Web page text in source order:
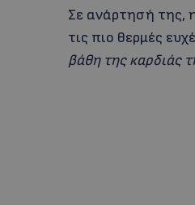
Σε ανάρτησή της,
τις πιο θερμές
βάθη της καρδιάς